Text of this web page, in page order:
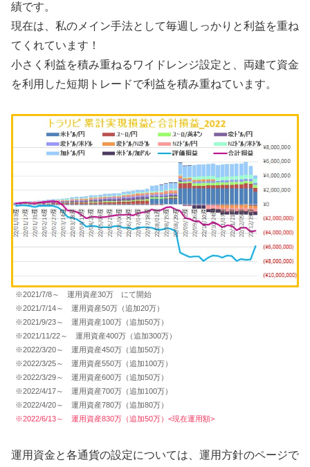
績です。
現在は、私のメイン手法として毎週しっかりと利益を重ね
てくれています！
小さく利益を積み重ねるワイドレンジ設定と、両建て資金
を利用した短期トレードで利益を積み重ねています。
※2021/7/8～ 運用資産30万 にて開始
※2021/7/14～ 運用資産50万（追加20万）
※2021/9/23～ 運用資産100万（追加50万）
※2021/11/22～ 運用資産400万（追加300万）
※2022/3/20～ 運用資産450万（追加50万）
※2022/3/25～ 運用資産550万（追加100万）
※2022/3/29～ 運用資産600万（追加50万）
※2022/4/17～ 運用資産700万（追加100万）
※2022/4/20～ 運用資産780万（追加80万）
※2022/6/13～ 運用資産830万（追加50万）<現在運用額>
運用資金と各通貨の設定については、運用方針のページで